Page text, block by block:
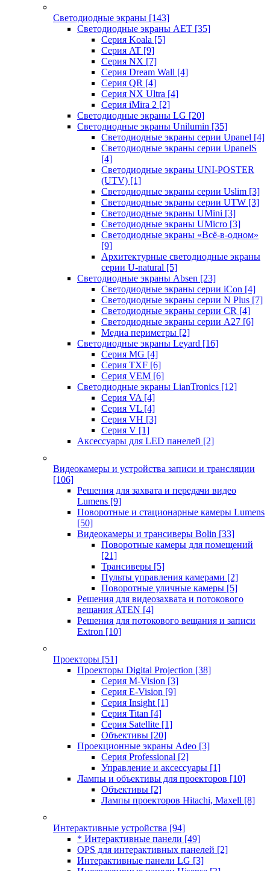
Светодиодные экраны [143]
Светодиодные экраны AET [35]
Cерия Koala [5]
Серия AT [9]
Серия NX [7]
Серия Dream Wall [4]
Серия QR [4]
Серия NX Ultra [4]
Серия iMira 2 [2]
Светодиодные экраны LG [20]
Светодиодные экраны Unilumin [35]
Светодиодные экраны серии Upanel [4]
Светодиодные экраны серии UpanelS
[4]
Светодиодные экраны UNI-POSTER
(UTV) [1]
Светодиодные экраны серии Uslim [3]
Светодиодные экраны серии UTW [3]
Светодиодные экраны UMini [3]
Светодиодные экраны UMicro [3]
Светодиодные экраны «Всё-в-одном»
[9]
Архитектурные светодиодные экраны
серии U-natural [5]
Светодиодные экраны Absen [23]
Светодиодные экраны серии iCon [4]
Светодиодные экраны серии N Plus [7]
Светодиодные экраны серии CR [4]
Светодиодные экраны серии А27 [6]
Медиа периметры [2]
Светодиодные экраны Leyard [16]
Серия MG [4]
Серия TXF [6]
Серия VEM [6]
Светодиодные экраны LianTronics [12]
Серия VA [4]
Серия VL [4]
Серия VH [3]
Серия V [1]
Аксессуары для LED панелей [2]
Видеокамеры и устройства записи и трансляции
[106]
Решения для захвата и передачи видео
Lumens [9]
Поворотные и стационарные камеры Lumens
[50]
Видеокамеры и трансиверы Bolin [33]
Поворотные камеры для помещений
[21]
Трансиверы [5]
Пульты управления камерами [2]
Поворотные уличные камеры [5]
Решения для видеозахвата и потокового
вещания ATEN [4]
Решения для потокового вещания и записи
Extron [10]
Проекторы [51]
Проекторы Digital Projection [38]
Серия M-Vision [3]
Серия E-Vision [9]
Серия Insight [1]
Серия Titan [4]
Серия Satellite [1]
Объективы [20]
Проекционные экраны Adeo [3]
Серия Professional [2]
Управление и аксессуары [1]
Лампы и объективы для проекторов [10]
Объективы [2]
Лампы проекторов Hitachi, Maxell [8]
Интерактивные устройства [94]
* Интерактивные панели [49]
OPS для интерактивных панелей [2]
Интерактивные панели LG [3]